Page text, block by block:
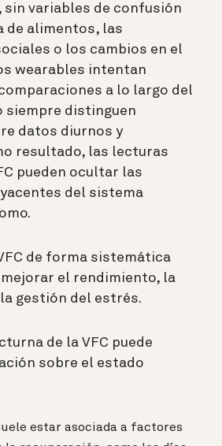
sin variables de confusión
de alimentos, las
o los cambios en el
wearables intentan
a lo largo del
siempre distinguen
datos diurnos y
resultado, las lecturas
pueden ocultar las
del sistema
de forma sistemática
mejorar el rendimiento, la
gestión del estrés.
de la VFC puede
sobre el estado
estar asociada a factores